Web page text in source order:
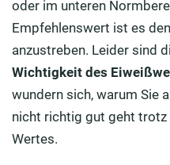
oder im unteren
Empfehlenswert ist es
anzustreben. Leider sind
Wichtigkeit des
wundern sich, warum Sie
nicht richtig gut geht
Wertes.